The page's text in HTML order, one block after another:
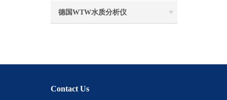
德国WTW水质分析仪
Contact Us